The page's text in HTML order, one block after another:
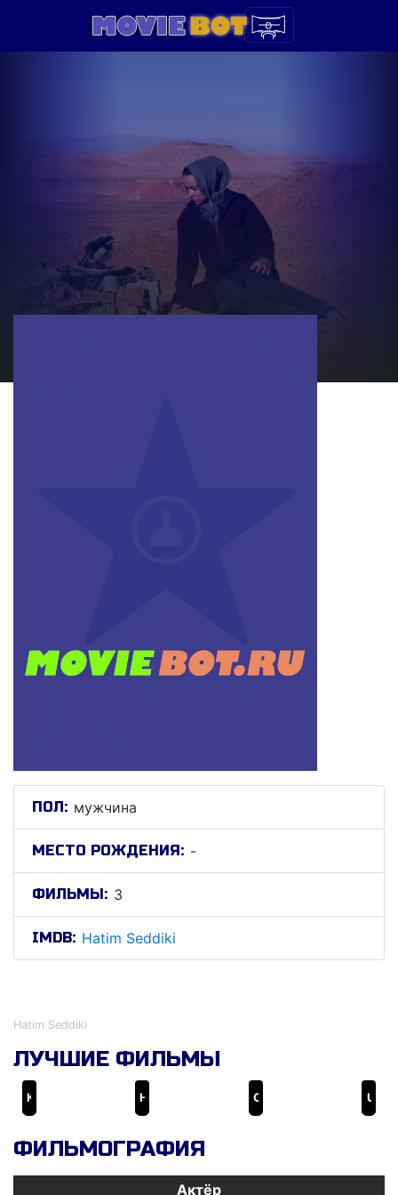
ПОЛ: мужчина
МЕСТО РОЖДЕНИЯ: -
ФИЛЬМЫ: 3
IMDB: Hatim Seddiki
Hatim Seddiki
ЛУЧШИЕ ФИЛЬМЫ
ФИЛЬМОГРАФИЯ
Актёр